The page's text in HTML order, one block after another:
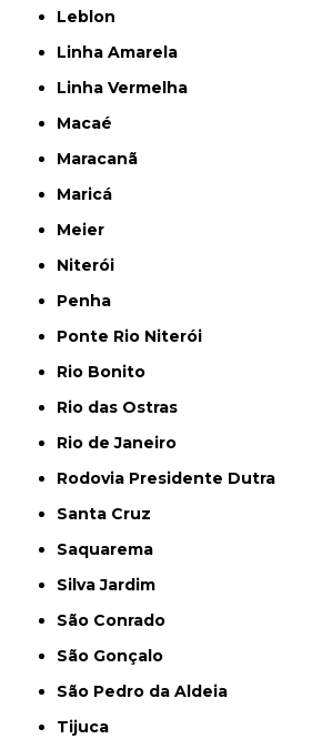
Leblon
Linha Amarela
Linha Vermelha
Macaé
Maracanã
Maricá
Meier
Niterói
Penha
Ponte Rio Niterói
Rio Bonito
Rio das Ostras
Rio de Janeiro
Rodovia Presidente Dutra
Santa Cruz
Saquarema
Silva Jardim
São Conrado
São Gonçalo
São Pedro da Aldeia
Tijuca